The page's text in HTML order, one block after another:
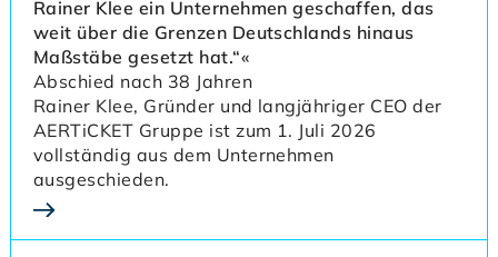
Rainer Klee ein Unternehmen geschaffen, das
weit über die Grenzen Deutschlands hinaus
Maßstäbe gesetzt hat.“«
Abschied nach 38 Jahren
Rainer Klee, Gründer und langjähriger CEO der
AERTiCKET Gruppe ist zum 1. Juli 2026
vollständig aus dem Unternehmen
ausgeschieden.